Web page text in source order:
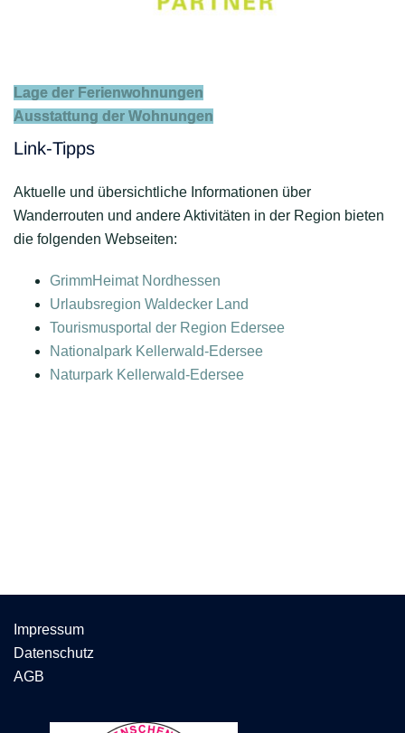
Lage der Ferienwohnungen
Ausstattung der Wohnungen
Link-Tipps
Aktuelle und übersichtliche Informationen über
Wanderrouten und andere Aktivitäten in der Region bieten
die folgenden Webseiten:
GrimmHeimat Nordhessen
Urlaubsregion Waldecker Land
Tourismusportal der Region Edersee
Nationalpark Kellerwald-Edersee
Naturpark Kellerwald-Edersee
Impressum
Datenschutz
AGB